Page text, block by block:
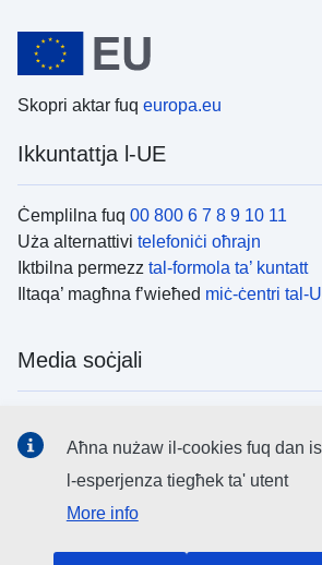
Skopri aktar fuq europa.eu
Ikkuntattja l-UE
Ċemplilna fuq 00 800 6 7 8 9 10 11
Uża alternattivi telefoniċi oħrajn
Iktbilna permezz tal-formola ta’ kuntatt
Iltaqa’ magħna f’wieħed miċ-ċentri tal-
Media soċjali
L-istituzzjonijiet u l-korpi tal-UE
Aħna nużaw il-cookies fuq dan
l-esperjenza tiegħek ta' utent
More info